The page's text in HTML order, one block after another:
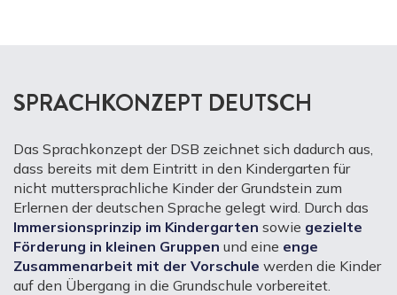
SPRACHKONZEPT DEUTSCH
Das Sprachkonzept der DSB zeichnet sich dadurch aus,
dass bereits mit dem Eintritt in den Kindergarten für
nicht muttersprachliche Kinder der Grundstein zum
Erlernen der deutschen Sprache gelegt wird. Durch das
Immersionsprinzip im Kindergarten sowie gezielte
Förderung in kleinen Gruppen und eine enge
Zusammenarbeit mit der Vorschule werden die Kinder
auf den Übergang in die Grundschule vorbereitet.